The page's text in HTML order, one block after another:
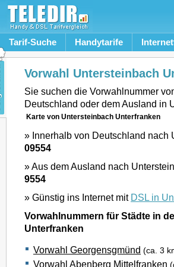
Tarif-Suche Handytarife
Vorwahl Untersteinbach
Sie suchen die Vorwahlnummer
Deutschland oder dem Ausland in
Karte von Untersteinbach Unterfranken
» Innerhalb von Deutschland nach
09554
» Aus dem Ausland nach
9554
» Günstig ins Internet mit DSL in
Vorwahlnummern für Städte in
Unterfranken
Vorwahl Georgensgmünd (ca. 3
Vorwahl Abenberg Mittelfranken